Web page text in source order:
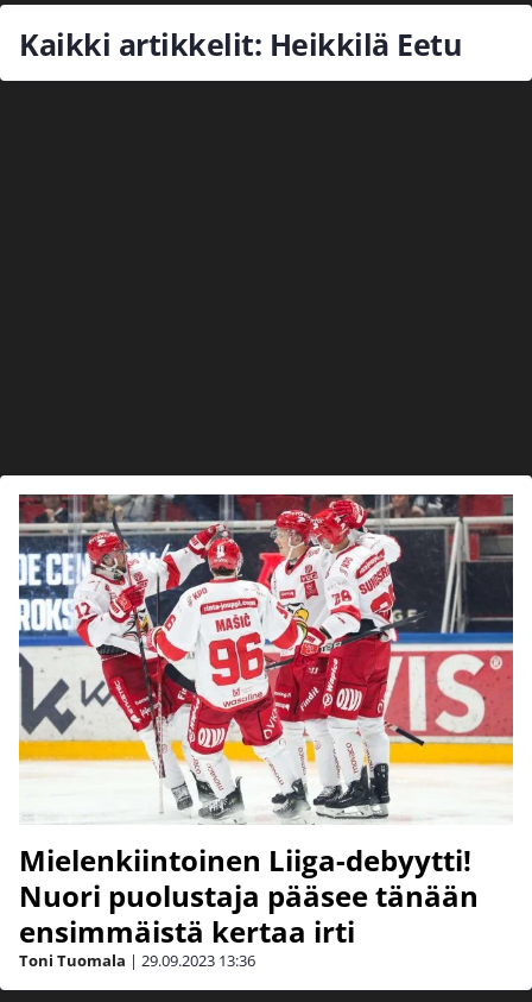
Kaikki artikkelit: Heikkilä Eetu
Mielenkiintoinen Liiga-debyytti!
Nuori puolustaja pääsee tänään
ensimmäistä kertaa irti
Toni Tuomala | 29.09.2023 13:36